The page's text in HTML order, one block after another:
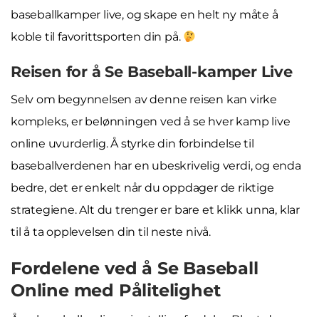
baseballkamper live, og skape en helt ny måte å
koble til favorittsporten din på.
Reisen for å Se Baseball-kamper Live
Selv om begynnelsen av denne reisen kan virke
kompleks, er belønningen ved å se hver kamp live
online uvurderlig. Å styrke din forbindelse til
baseballverdenen har en ubeskrivelig verdi, og enda
bedre, det er enkelt når du oppdager de riktige
strategiene. Alt du trenger er bare et klikk unna, klar
til å ta opplevelsen din til neste nivå.
Fordelene ved å Se Baseball
Online med Pålitelighet